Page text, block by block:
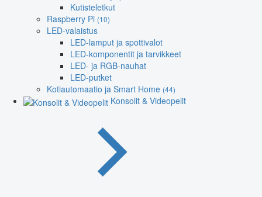
Kutisteletkut
Raspberry Pi (10)
LED-valaistus
LED-lamput ja spottivalot
LED-komponentit ja tarvikkeet
LED- ja RGB-nauhat
LED-putket
Kotiautomaatio ja Smart Home (44)
Konsolit & Videopelit